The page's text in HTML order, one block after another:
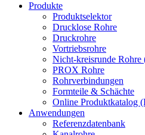
Produkte
Produktselektor
Drucklose Rohre
Druckrohre
Vortriebsrohre
Nicht-kreisrunde
PROX Rohre
Rohrverbindungen
Formteile & Schächte
Online Produktkatalog
Anwendungen
Referenzdatenbank